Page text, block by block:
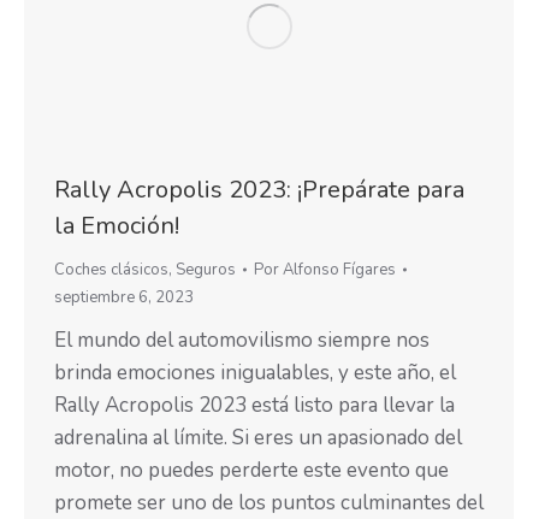
Rally Acropolis 2023: ¡Prepárate para
la Emoción!
Coches clásicos, Seguros PorAlfonso Fígares
septiembre 6, 2023
El mundo del automovilismo siempre nos
brinda emociones inigualables, y este año, el
Rally Acropolis 2023 está listo para llevar la
adrenalina al límite. Si eres un apasionado del
motor, no puedes perderte este evento que
promete ser uno de los puntos culminantes del